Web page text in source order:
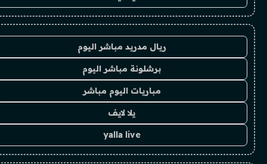
ريال مدريد مباشر اليوم
برشلونة مباشر اليوم
مباريات اليوم مباشر
يلا لايف
yalla live